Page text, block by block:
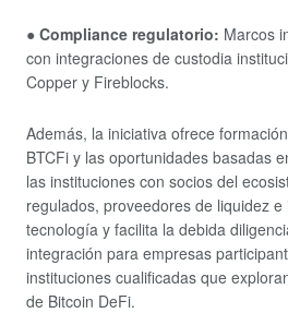
● Compliance regulatorio: Marcos
con integraciones de custodia
Copper y Fireblocks.
Además, la iniciativa ofrece
BTCFi y las oportunidades basadas
las instituciones con socios del
regulados, proveedores de liquidez
tecnología y facilita la debida
integración para empresas
instituciones cualificadas que
de Bitcoin DeFi.